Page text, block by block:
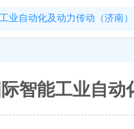
业自动化及动力传动（济南
智能工业自